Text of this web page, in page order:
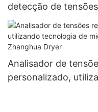
detecção de
pressão
Analisador de
personalizado,